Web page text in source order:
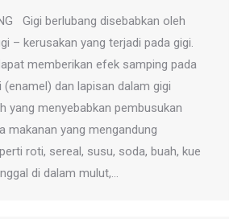
Gigi berlubang disebabkan oleh
– kerusakan yang terjadi pada gigi.
memberikan efek samping pada
(enamel) dan lapisan dalam gigi
yang menyebabkan pembusukan
makanan yang mengandung
roti, sereal, susu, soda, buah, kue
di dalam mulut,…